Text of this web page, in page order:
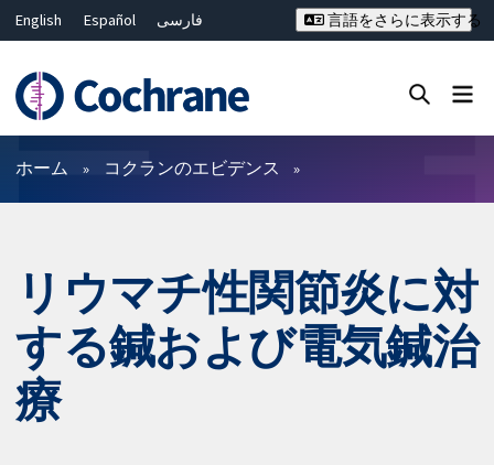
English Español
فارسی
Deutsch
Bahasa Malaysia
ไทย
繁體中文
简体中文
言語をさらに表示する
フィルター
ホーム コクランのエビデンス
リウマチ性関節炎に対
する鍼および電気鍼治
療